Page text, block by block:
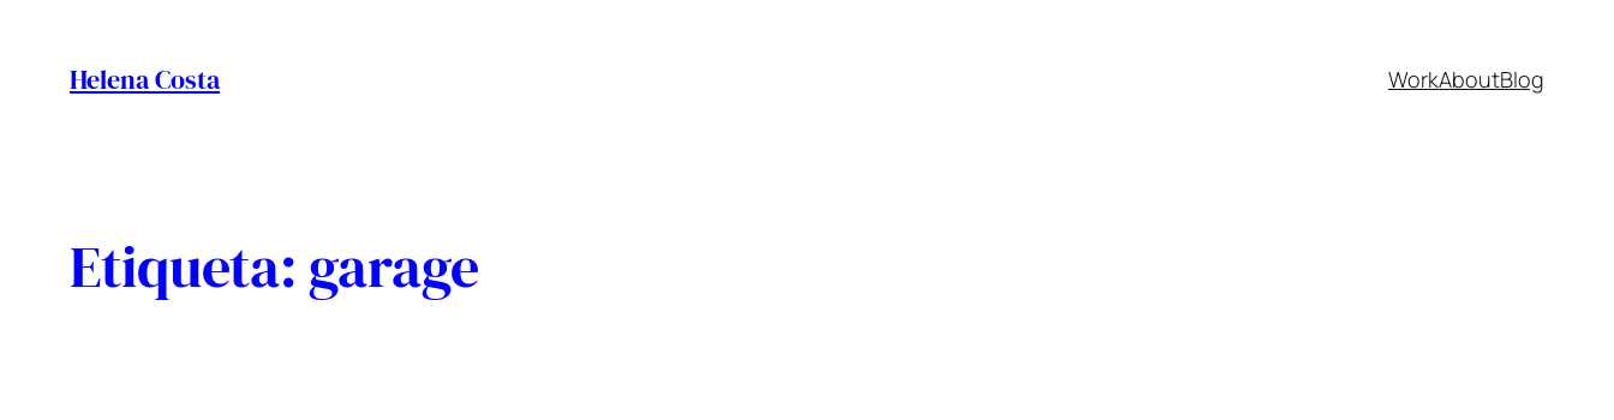
Helena Costa WorkAboutBlog
Etiqueta:garage